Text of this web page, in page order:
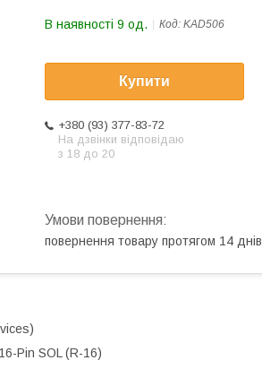
В наявності 9 од. Код: KAD506
Купити
+380 (93) 377-83-72
На дзвінки відповідаю
з 18 до 20
повернення товару протягом 14 днів
Pin SOL (R-16)